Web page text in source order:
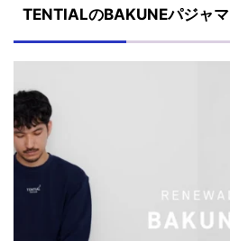
TENTIALのBAKUNEパジャマ